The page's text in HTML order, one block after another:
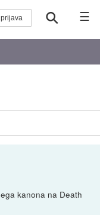
☰
kanona na Death